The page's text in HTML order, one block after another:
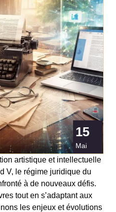
15
Mai
artistique et intellectuelle
V, le régime juridique du
à de nouveaux défis.
tout en s’adaptant aux
les enjeux et évolutions